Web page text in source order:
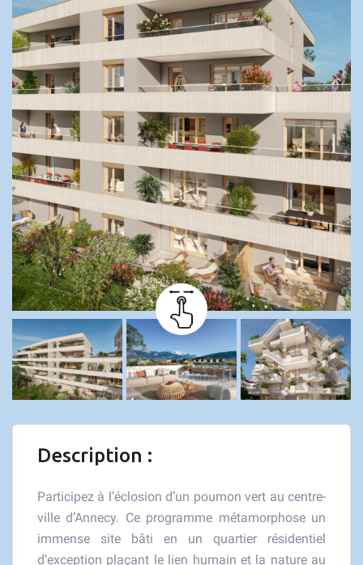
Description :
Participez à l’éclosion d’un poumon vert au centre-
ville d’Annecy. Ce programme métamorphose un
immense site bâti en un quartier résidentiel
d’exception plaçant le lien humain et la nature au